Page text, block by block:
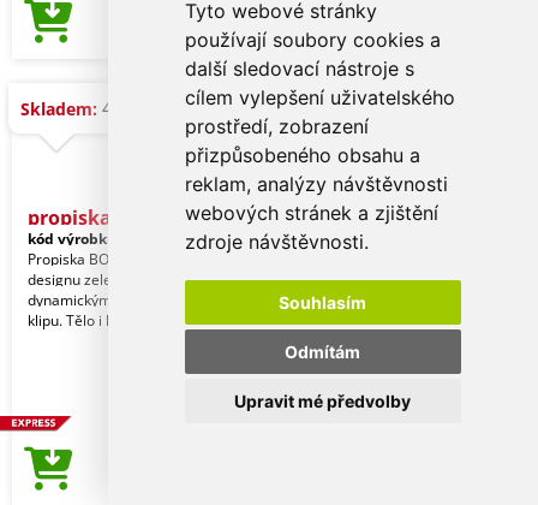
Tyto webové stránky
používají soubory cookies a
další sledovací nástroje s
cílem vylepšení uživatelského
prostředí, zobrazení
přizpůsobeného obsahu a
reklam, analýzy návštěvnosti
webových stránek a zjištění
zdroje návštěvnosti.
Souhlasím
Odmítám
Upravit mé předvolby
Cena od11,43 Kč
Skladem: 4.372 ks
propiska BOIA zelené tělo
kód výrobku:
APR_116838
Propiska BOIA v minimalistickém
designu zeleného oválného těla s
dynamickým tvarem bílého masivního
klipu. Tělo i klip n